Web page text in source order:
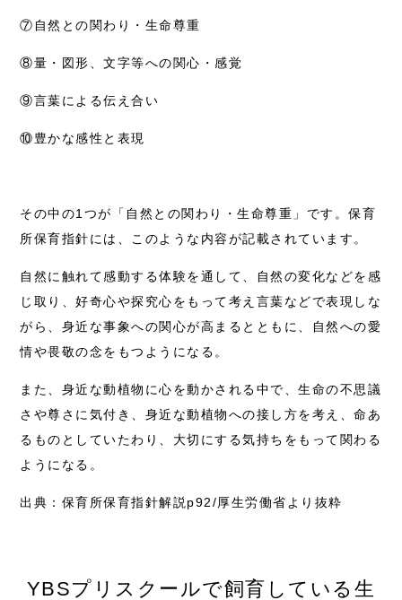
⑦自然との関わり・生命尊重
⑧量・図形、文字等への関心・感覚
⑨言葉による伝え合い
⑩豊かな感性と表現
その中の1つが「自然との関わり・生命尊重」です。保育
所保育指針には、このような内容が記載されています。
自然に触れて感動する体験を通して、自然の変化などを感
じ取り、好奇心や探究心をもって考え言葉などで表現しな
がら、身近な事象への関心が高まるとともに、自然への愛
情や畏敬の念をもつようになる。
また、身近な動植物に心を動かされる中で、生命の不思議
さや尊さに気付き、身近な動植物への接し方を考え、命あ
るものとしていたわり、大切にする気持ちをもって関わる
ようになる。
出典： 保育所保育指針解説p92/厚生労働省 より抜粋
YBSプリスクールで飼育している生